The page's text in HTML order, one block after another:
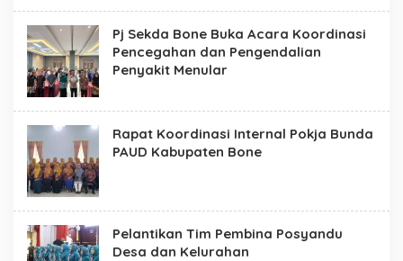
Pj Sekda Bone Buka Acara Koordinasi
Pencegahan dan Pengendalian
Penyakit Menular
Rapat Koordinasi Internal Pokja Bunda
PAUD Kabupaten Bone
Pelantikan Tim Pembina Posyandu
Desa dan Kelurahan